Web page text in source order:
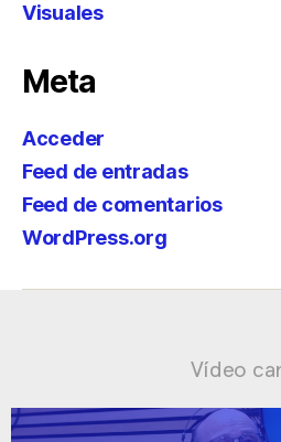
Visuales
Meta
Acceder
Feed de entradas
Feed de comentarios
WordPress.org
Vídeo